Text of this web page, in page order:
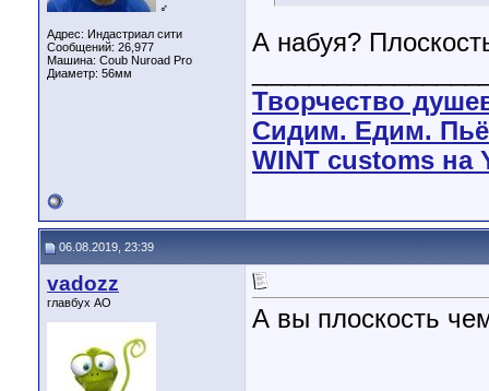
♂
Адрес: Индастриал сити
Сообщений: 26,977
Машина: Coub Nuroad Pro
Диаметр: 56мм
А набуя?
Творчество
Сидим. Едим.
WINT customs на
06.08.2019, 23:39
vadozz
главбух АО
А вы плоскость